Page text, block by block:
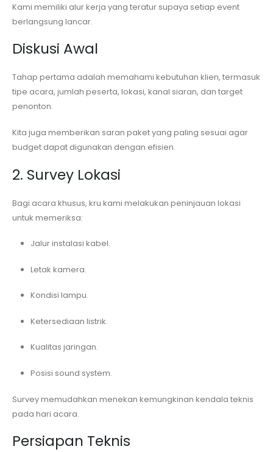
Kami memiliki alur kerja yang teratur supaya setiap event
berlangsung lancar.
Diskusi Awal
Tahap pertama adalah memahami kebutuhan klien, termasuk
tipe acara, jumlah peserta, lokasi, kanal siaran, dan target
penonton.
Kita juga memberikan saran paket yang paling sesuai agar
budget dapat digunakan dengan efisien.
2. Survey Lokasi
Bagi acara khusus, kru kami melakukan peninjauan lokasi
untuk memeriksa:
Jalur instalasi kabel.
Letak kamera.
Kondisi lampu.
Ketersediaan listrik.
Kualitas jaringan.
Posisi sound system.
Survey memudahkan menekan kemungkinan kendala teknis
pada hari acara.
Persiapan Teknis